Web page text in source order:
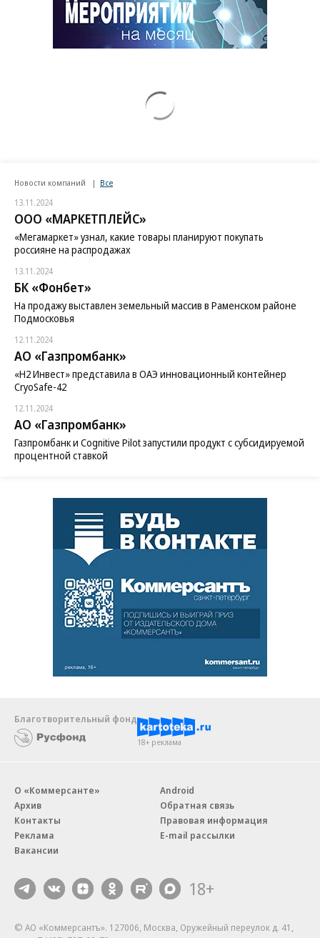
Новости компаний Все
13.11.2024
ООО «МАРКЕТПЛЕЙС»
«Мегамаркет» узнал, какие товары планируют покупать
россияне на распродажах
13.11.2024
БК «Фонбет»
На продажу выставлен земельный массив в Раменском районе
Подмосковья
12.11.2024
АО «Газпромбанк»
«H2 Инвест» представила в ОАЭ инновационный контейнер
CryoSafe-42
12.11.2024
АО «Газпромбанк»
Газпромбанк и Cognitive Pilot запустили продукт с субсидируемой
процентной ставкой
Благотворительный фонд
18+ реклама
О «Коммерсанте»
Архив
Контакты
Реклама
Вакансии
Android
Обратная связь
Правовая информация
E-mail рассылки
18+
© АО «Коммерсантъ». 127006, Москва, Оружейный переулок д. 41,